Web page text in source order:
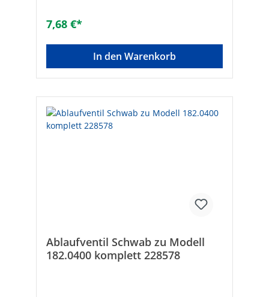
7,68 €*
In den Warenkorb
Ablaufventil Schwab zu Modell
182.0400 komplett 228578